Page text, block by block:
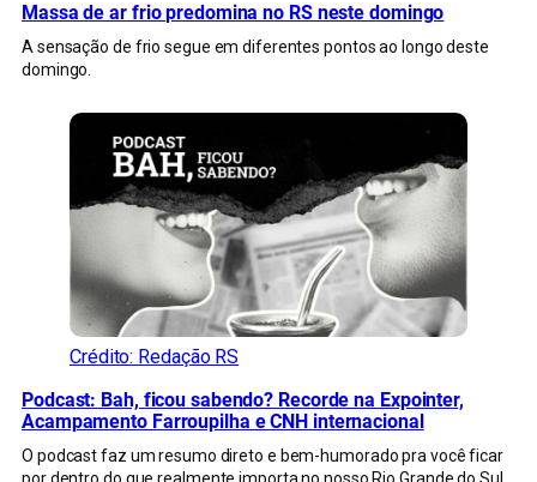
Massa de ar frio predomina no RS neste domingo
A sensação de frio segue em diferentes pontos ao longo deste
domingo.
Crédito: Redação RS
Podcast: Bah, ficou sabendo? Recorde na Expointer,
Acampamento Farroupilha e CNH internacional
O podcast faz um resumo direto e bem-humorado pra você ficar